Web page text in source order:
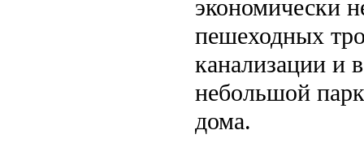
экономически
пешеходных
канализации и
небольшой
дома.